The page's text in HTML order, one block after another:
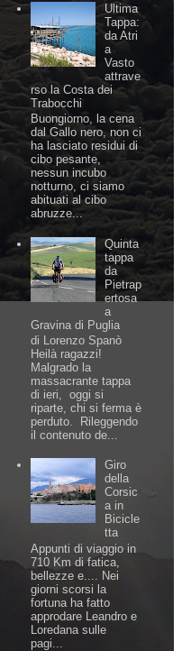
Ultima
Tappa:
da Atri
a
Vasto
attrave
rso la Costa dei
Trabocchi
Buongiorno, la cena
dal Gallo nero, non ci
ha lasciato residui di
cibo pesante,
nessun incubo
notturno, ci siamo
abituati al cibo
abruzze...
Quinta
tappa
da
Pietrap
ertosa
a
Gravina di Puglia
di Lorenzo Spanò
Heilà ragazzi!
Malgrado la
massacrante tappa
di ieri, oggi si
riparte, chi si ferma è
perduto. Rileggendo
il contenuto de...
Giro
della
Corsic
a in
Bicicle
tta
Appunti di viaggio in
710 Km di fatica,
bellezze e.... Nei
giorni scorsi la
fortuna ha fatto
approdare Leandro e
Loredana sulle
pagi...